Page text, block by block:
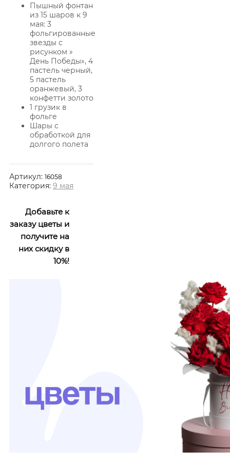
Пышный фонтан
из 15 шаров к 9
мая: 3
фольгированные
звезды с
рисунком »
День Победы», 4
пастель черный,
5 пастель
оранжевый, 3
конфетти золото
1 грузик в
фольге
Шары с
обработкой для
долгого полета
Артикул: 16058
Категория: 9 мая
Добавьте к
заказу цветы и
получите на
них скидку в
10%!